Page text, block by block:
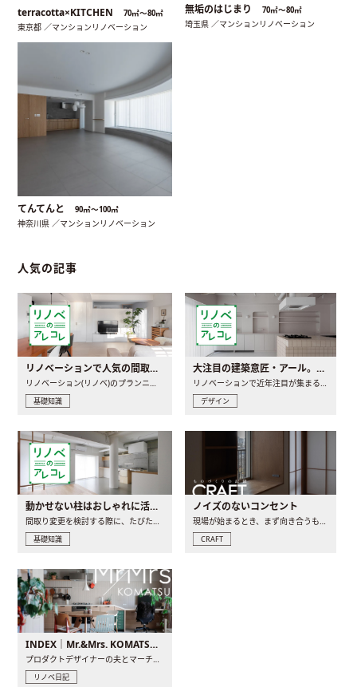
terracotta×KITCHEN 70㎡〜80㎡
東京都 ／マンションリノベーション
無垢のはじまり 70㎡〜80㎡
埼玉県 ／マンションリノベーション
てんてんと 90㎡〜100㎡
神奈川県 ／マンションリノベーション
人気の記事
リノベーションで人気の間取りとは？トレンドの間取りと実例を徹底解説
リノベーション(リノベ)のプランニングで一番最初に決めるのは..
基礎知識
大注目の建築意匠・アール。人気の理由と空間に取り入れるポイント
リノベーションで近年注目が集まる建築意匠の一つであるアール..
デザイン
動かせない柱はおしゃれに活用！柱を魅せるリノベーション(リノベ)4選
間取り変更を検討する際に、たびたび皆さんの頭を悩ませる動か..
基礎知識
ノイズのないコンセント
現場が始まるとき、まず向き合うものの一つがコンセントです..
CRAFT
INDEX｜Mr.&Mrs. KOMATSU renovation diary
プロダクトデザイナーの夫とマーチャンダイザーの妻が、夫婦で..
リノベ日記